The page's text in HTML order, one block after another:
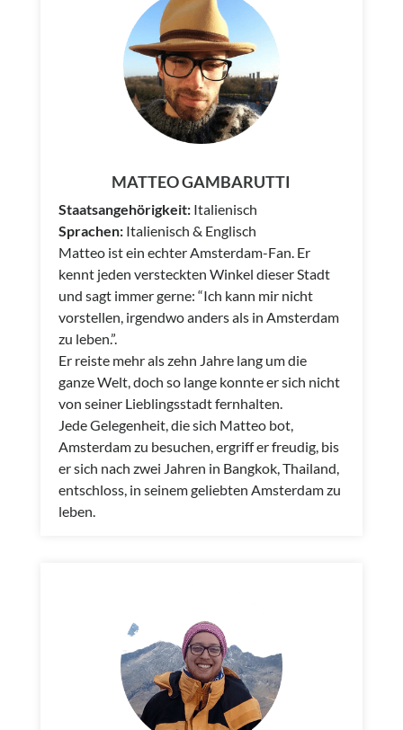
MATTEO GAMBARUTTI
Staatsangehörigkeit:Italienisch
Sprachen:Italienisch & Englisch
Matteo ist ein echter Amsterdam-Fan. Er
kennt jeden versteckten Winkel dieser Stadt
und sagt immer gerne: “Ich kann mir nicht
vorstellen, irgendwo anders als in Amsterdam
zu leben.”.
Er reiste mehr als zehn Jahre lang um die
ganze Welt, doch so lange konnte er sich nicht
von seiner Lieblingsstadt fernhalten.
Jede Gelegenheit, die sich Matteo bot,
Amsterdam zu besuchen, ergriff er freudig, bis
er sich nach zwei Jahren in Bangkok, Thailand,
entschloss, in seinem geliebten Amsterdam zu
leben.